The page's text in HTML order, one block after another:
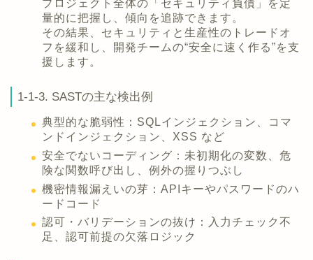
プロジェクト全体の「セキュリティ負債」を定
量的に把握し、傾向を追跡できます。
その結果、セキュリティと生産性のトレードオ
フを緩和し、開発チームの“安全に速く作る”を支
援します。
1-1-3. SASTの主な検出例
典型的な脆弱性：SQLインジェクション、コマ
ンドインジェクション、XSS など
安全でないコーディング：未初期化の変数、危
険な関数呼び出し、例外の握りつぶし
機密情報漏えいの芽：APIキーやパスワードのハ
ードコード
認可・バリデーションの抜け：入力チェック不
足、認可前提の欠落ロジック